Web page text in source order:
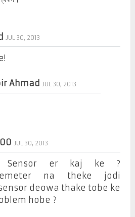
JUL 30, 2013
Ahmad JUL 30, 2013
JUL 30, 2013
Sensor er kaj ke ?
na theke jodi
deowa thake tobe ke
hobe ?